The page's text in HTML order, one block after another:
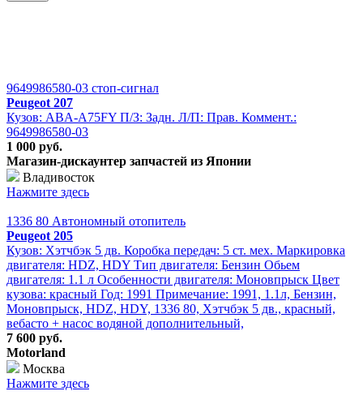
9649986580-03 стоп-сигнал
Peugeot 207
Кузов: ABA-A75FY П/З: Задн. Л/П: Прав. Коммент.:
9649986580-03
1 000 руб.
Магазин-дискаунтер запчастей из Японии
Владивосток
Нажмите здесь
1336 80 Автономный отопитель
Peugeot 205
Кузов: Хэтчбэк 5 дв. Коробка передач: 5 ст. мех. Маркировка
двигателя: HDZ, HDY Тип двигателя: Бензин Обьем
двигателя: 1.1 л Особенности двигателя: Моновпрыск Цвет
кузова: красный Год: 1991 Примечание: 1991, 1.1л, Бензин,
Моновпрыск, HDZ, HDY, 1336 80, Хэтчбэк 5 дв., красный,
вебасто + насос водяной дополнительный,
7 600 руб.
Motorland
Москва
Нажмите здесь